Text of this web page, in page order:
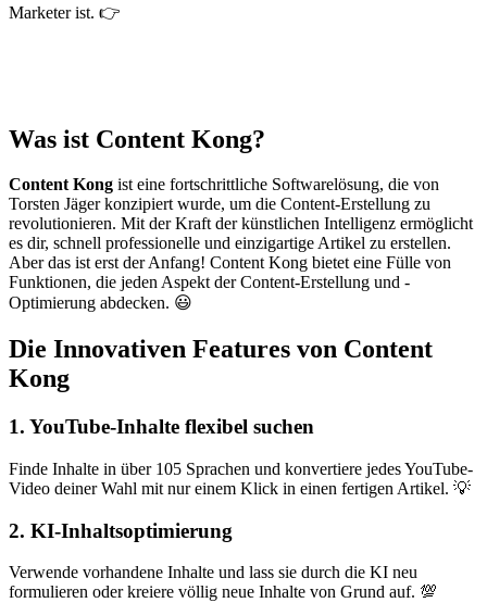
Marketer ist. 👉
Was ist Content Kong?
Content Kong ist eine fortschrittliche Softwarelösung, die von
Torsten Jäger konzipiert wurde, um die Content-Erstellung zu
revolutionieren. Mit der Kraft der künstlichen Intelligenz ermöglicht
es dir, schnell professionelle und einzigartige Artikel zu erstellen.
Aber das ist erst der Anfang! Content Kong bietet eine Fülle von
Funktionen, die jeden Aspekt der Content-Erstellung und -
Optimierung abdecken. 😃
Die Innovativen Features von Content
Kong
1. YouTube-Inhalte flexibel suchen
Finde Inhalte in über 105 Sprachen und konvertiere jedes YouTube-
Video deiner Wahl mit nur einem Klick in einen fertigen Artikel. 💡
2. KI-Inhaltsoptimierung
Verwende vorhandene Inhalte und lass sie durch die KI neu
formulieren oder kreiere völlig neue Inhalte von Grund auf. 💯